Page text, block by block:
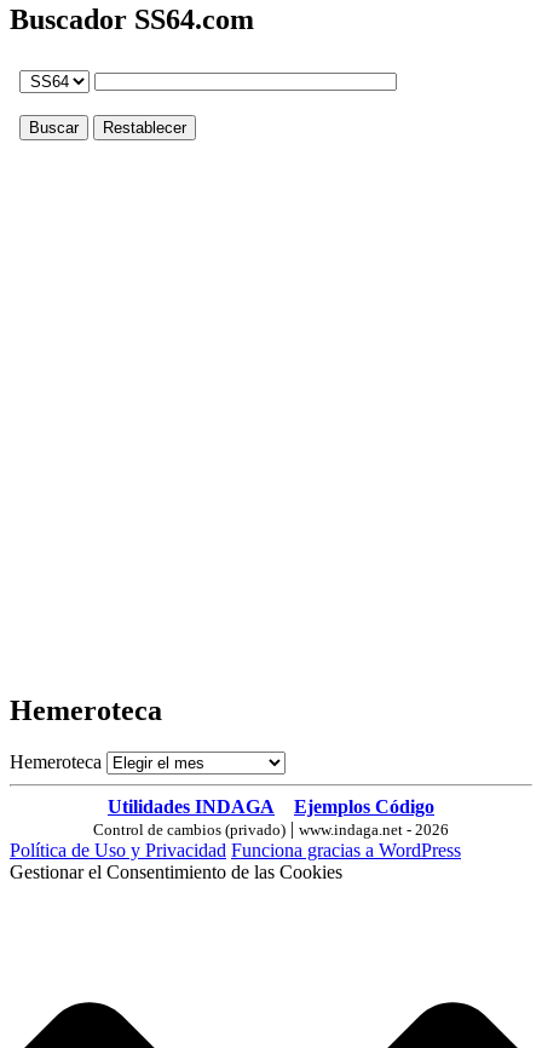
Buscador SS64.com
Hemeroteca
Hemeroteca
Utilidades INDAGA Ejemplos Código
Control de cambios (privado) | www.indaga.net - 2026
Política de Uso y Privacidad Funciona gracias a WordPress
Gestionar el Consentimiento de las Cookies